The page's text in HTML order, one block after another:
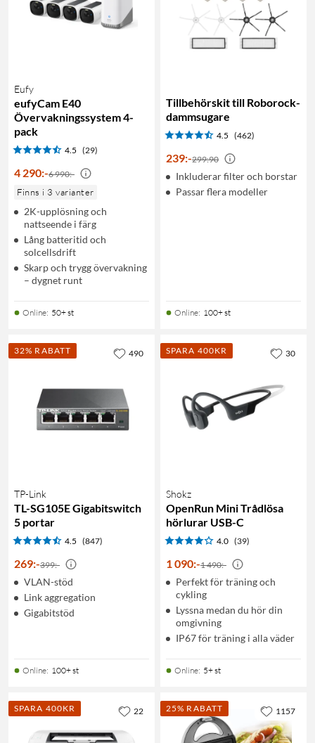
Eufy
eufyCam E40
Övervakningssystem 4-
pack
4.5 (29)
4 290:-6 990:-
Finns i 3 varianter
2K-upplösning och
nattseende i färg
Lång batteritid och
solcellsdrift
Skarp och trygg övervakning
– dygnet runt
Online: 50+ st
Tillbehörskit till Roborock-
dammsugare
4.5 (462)
239:-299:90
Inkluderar filter och borstar
Passar flera modeller
Online: 100+ st
32% RABATT
TP-Link
TL-SG105E Gigabitswitch
5 portar
4.5 (847)
269:-399:-
VLAN-stöd
Link aggregation
Gigabitstöd
Online: 100+ st
490 SPARA 400KR
Shokz
OpenRun Mini Trådlösa
hörlurar USB-C
4.0 (39)
1 090:-1 490:-
Perfekt för träning och
cykling
Lyssna medan du hör din
omgivning
IP67 för träning i alla väder
Online: 5+ st
30
SPARA 400KR 22 25% RABATT 1157